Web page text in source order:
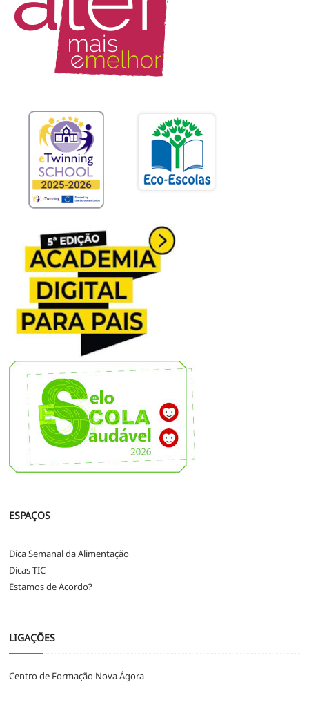
ESPAÇOS
Dica Semanal da Alimentação
Dicas TIC
Estamos de Acordo?
LIGAÇÕES
Centro de Formação Nova Ágora